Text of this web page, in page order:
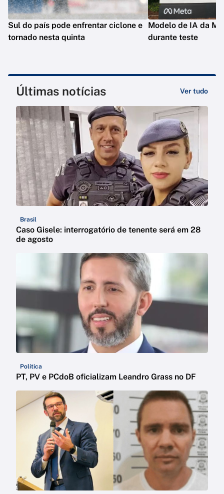
Sul do país pode enfrentar ciclone e
tornado nesta quinta
Modelo de IA da
durante teste
Últimas notícias Ver tudo
Brasil
Caso Gisele: interrogatório de tenente será em 28
de agosto
Política
PT, PV e PCdoB oficializam Leandro Grass no DF